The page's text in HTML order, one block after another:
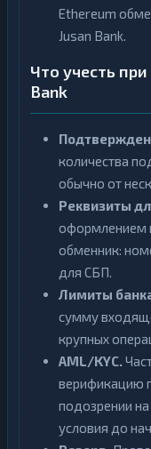
Ethereum
Jusan Bank.
Что учесть
Bank
количества
обычно от
Реквизиты
оформлением
обменник:
для СБП.
Лимиты
сумму
крупных
AML/KYC.
верификацию
подозрении на
условия до